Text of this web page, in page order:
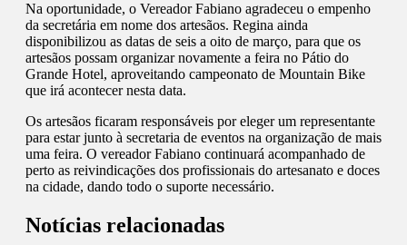
Na oportunidade, o Vereador Fabiano agradeceu o empenho
da secretária em nome dos artesãos. Regina ainda
disponibilizou as datas de seis a oito de março, para que os
artesãos possam organizar novamente a feira no Pátio do
Grande Hotel, aproveitando campeonato de Mountain Bike
que irá acontecer nesta data.
Os artesãos ficaram responsáveis por eleger um representante
para estar junto à secretaria de eventos na organização de mais
uma feira. O vereador Fabiano continuará acompanhado de
perto as reivindicações dos profissionais do artesanato e doces
na cidade, dando todo o suporte necessário.
Notícias relacionadas